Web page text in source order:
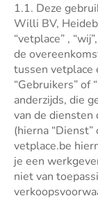
1.1. Deze
Willi BV,
“vetplace” ,
de
tussen vetplace
“Gebruikers” of
anderzijds, die
van de diensten
(hierna
vetplace.be
je een
niet van